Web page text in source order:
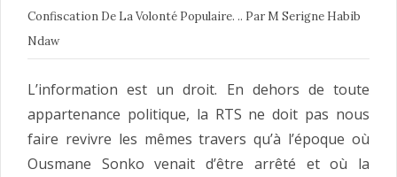
Confiscation De La Volonté Populaire. .. Par M Serigne Habib
Ndaw
L’information est un droit. En dehors de toute
appartenance politique, la RTS ne doit pas nous
faire revivre les mêmes travers qu’à l’époque où
Ousmane Sonko venait d’être arrêté et où la